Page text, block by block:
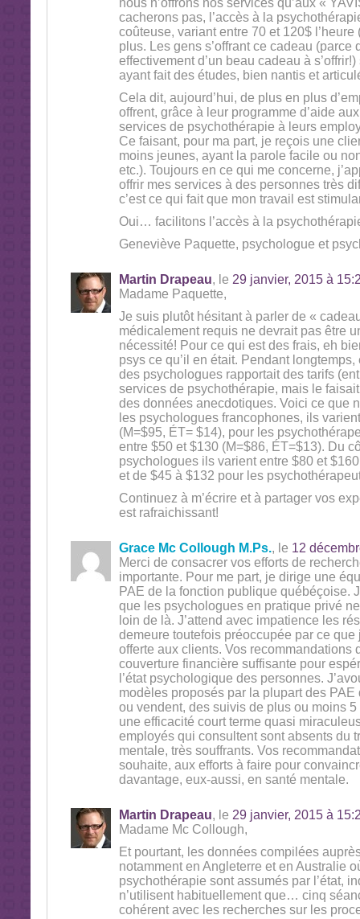
nous n’offrons nos services qu’aux «
cacherons pas, l’accès à la
coûteuse, variant entre 70 et 120$
plus. Les gens s’offrant ce cadeau (parce
effectivement d’un beau cadeau à
ayant fait des études, bien nantis et
Cela dit, aujourd’hui, de plus en plus
offrent, grâce à leur programme d’aide
services de psychothérapie à leurs
Ce faisant, pour ma part, je reçois une
moins jeunes, ayant la parole facile ou
etc.). Toujours en ce qui me concerne,
offrir mes services à des personnes très
c’est ce qui fait que mon travail est
Oui… facilitons l’accès à la
Geneviève Paquette, psychologue et
Martin Drapeau, le 29 janvier, 2015 à
Madame Paquette,
Je suis plutôt hésitant à parler de «
médicalement requis ne devrait pas être
nécessité! Pour ce qui est des frais, eh
psys ce qu’il en était. Pendant longtemps,
des psychologues rapportait des tarifs
services de psychothérapie, mais le
des données anecdotiques. Voici ce que
les psychologues francophones, ils
(M=$95, ÉT= $14), pour les
entre $50 et $130 (M=$86, ÉT=$13). Du
psychologues ils varient entre $80 et
et de $45 à $132 pour les
Continuez à m’écrire et à partager vos
est rafraichissant!
Grace Mc Collough M.Ps., le 12
Merci de consacrer vos efforts de
importante. Pour me part, je dirige une
PAE de la fonction publique québéçoise.
que les psychologues en pratique privé
loin de là. J’attend avec impatience les
demeure toutefois préoccupée par ce que
offerte aux clients. Vos recommandations
couverture financière suffisante pour
l’état psychologique des personnes.
modèles proposés par la plupart des
ou vendent, des suivis de plus ou moins
une efficacité court terme quasi
employés qui consultent sont absents du
mentale, très souffrants. Vos
souhaite, aux efforts à faire pour
davantage, eux-aussi, en santé mentale.
Martin Drapeau, le 29 janvier, 2015 à
Madame Mc Collough,
Et pourtant, les données compilées
notamment en Angleterre et en Australie
psychothérapie sont assumés par l’état,
n’utilisent habituellement que… cinq
cohérent avec les recherches sur les